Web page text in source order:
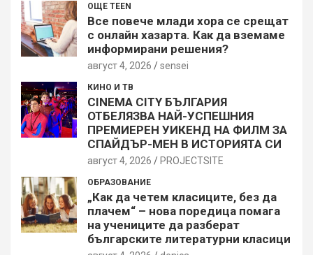
ОЩЕ TEEN
Все повече млади хора се срещат
с онлайн хазарта. Как да вземаме
информирани решения?
август 4, 2026 sensei
КИНО И ТВ
CINEMA CITY БЪЛГАРИЯ
ОТБЕЛЯЗВА НАЙ-УСПЕШНИЯ
ПРЕМИЕРЕН УИКЕНД НА ФИЛМ ЗА
СПАЙДЪР-МЕН В ИСТОРИЯТА СИ
август 4, 2026 PROJECTSITЕ
ОБРАЗОВАНИЕ
„Как да четем класиците, без да
плачем“ – нова поредица помага
на учениците да разберат
българските литературни класици